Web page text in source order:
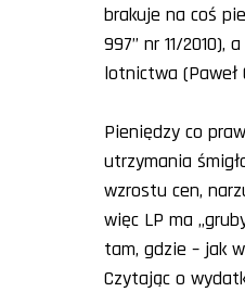
brakuje na coś
997” nr 11/
lotnictwa (Paweł
Pieniędzy co
utrzymania
wzrostu cen,
więc LP ma
tam, gdzie – jak
Czytając o